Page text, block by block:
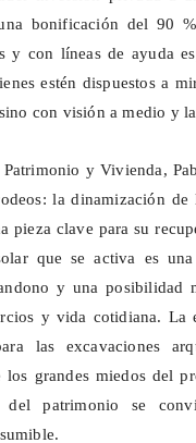
bonificación del 90
y con líneas de ayuda
estén dispuestos a
con visión a medio y
y Vivienda,
la dinamización de
pieza clave para su
que se activa es
y una posibilidad
y vida cotidiana. La
las excavaciones
los grandes miedos del
del patrimonio se